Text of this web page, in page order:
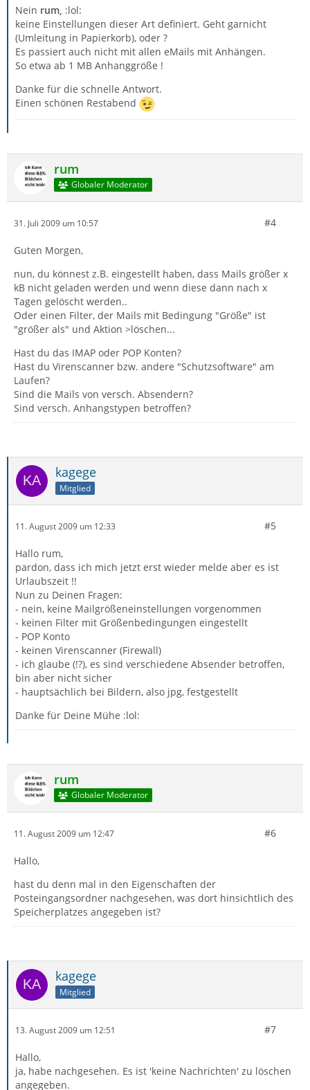
Nein rum, :lol:
keine Einstellungen dieser Art definiert. Geht garnicht
(Umleitung in Papierkorb), oder ?
Es passiert auch nicht mit allen eMails mit Anhängen.
So etwa ab 1 MB Anhanggröße !
Danke für die schnelle Antwort.
Einen schönen Restabend
rum
Globaler Moderator
31. Juli 2009 um 10:57 #4
Guten Morgen,
nun, du könnest z.B. eingestellt haben, dass Mails größer x
kB nicht geladen werden und wenn diese dann nach x
Tagen gelöscht werden..
Oder einen Filter, der Mails mit Bedingung "Größe" ist
"größer als" und Aktion >löschen...
Hast du das IMAP oder POP Konten?
Hast du Virenscanner bzw. andere "Schutzsoftware" am
Laufen?
Sind die Mails von versch. Absendern?
Sind versch. Anhangstypen betroffen?
kagege
Mitglied
11. August 2009 um 12:33 #5
Hallo rum,
pardon, dass ich mich jetzt erst wieder melde aber es ist
Urlaubszeit !!
Nun zu Deinen Fragen:
- nein, keine Mailgrößeneinstellungen vorgenommen
- keinen Filter mit Größenbedingungen eingestellt
- POP Konto
- keinen Virenscanner (Firewall)
- ich glaube (!?), es sind verschiedene Absender betroffen,
bin aber nicht sicher
- hauptsächlich bei Bildern, also jpg, festgestellt
Danke für Deine Mühe :lol:
rum
Globaler Moderator
11. August 2009 um 12:47 #6
Hallo,
hast du denn mal in den Eigenschaften der
Posteingangsordner nachgesehen, was dort hinsichtlich des
Speicherplatzes angegeben ist?
kagege
Mitglied
13. August 2009 um 12:51 #7
Hallo,
ja, habe nachgesehen. Es ist 'keine Nachrichten' zu löschen
angegeben.